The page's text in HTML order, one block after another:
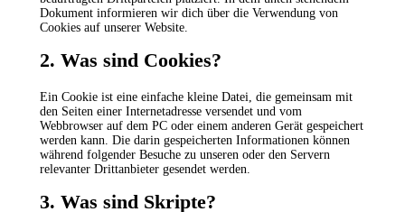
Dokument informieren wir dich über die Verwendung von
Cookies auf unserer Website.
2. Was sind Cookies?
Ein Cookie ist eine einfache kleine Datei, die gemeinsam mit
den Seiten einer Internetadresse versendet und vom
Webbrowser auf dem PC oder einem anderen Gerät gespeichert
werden kann. Die darin gespeicherten Informationen können
während folgender Besuche zu unseren oder den Servern
relevanter Drittanbieter gesendet werden.
3. Was sind Skripte?